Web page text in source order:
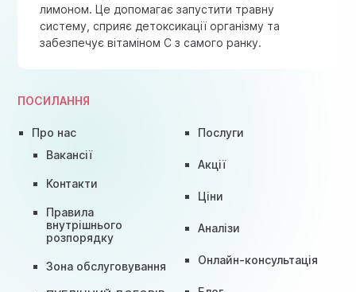
ПОСИЛАННЯ
Про нас
Вакансії
Контакти
Правила
внутрішнього
розпорядку
Зона обслуговування
Послуги
Акції
Ціни
Аналізи
Онлайн-консультація
лимоном. Це допомагає запустити травну
систему, сприяє детоксикації організму та
забезпечує вітаміном C з самого ранку.